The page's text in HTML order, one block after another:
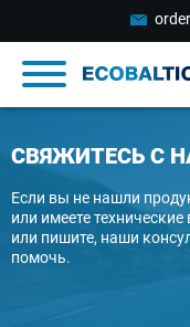
СВЯЖИТЕСЬ С
Если вы не нашли
или имеете
или пишите, наши
помочь.